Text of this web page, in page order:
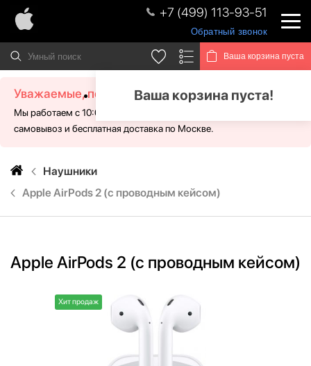
+7 (499) 113-93-51
Обратный звонок
Ваша корзина пуста
Ваша корзина пуста!
Уважаемые, посетители!
Мы работаем с 10:00 - 21:00 без выходных. Для Вас доступен
самовывоз и бесплатная доставка по Москве.
Наушники
Apple AirPods 2 (с проводным кейсом)
Apple AirPods 2 (с проводным кейсом)
Хит продаж